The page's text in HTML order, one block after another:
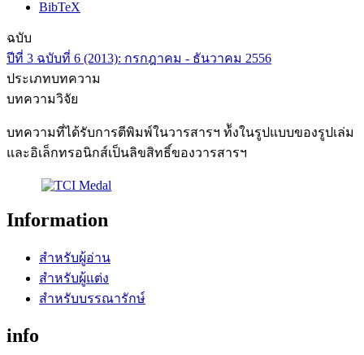
BibTeX
ฉบับ
ปีที่ 3 ฉบับที่ 6 (2013): กรกฎาคม - ธันวาคม 2556
ประเภทบทความ
บทความวิจัย
บทความที่ได้รับการตีพิมพ์ในวารสารฯ ท้ังในรูปแบบของรูปเล่ม
และอิเล็กทรอนิกส์เป็นลิขสิทธิ์ของวารสารฯ
Information
สำหรับผู้อ่าน
สำหรับผู้แต่ง
สำหรับบรรณารักษ์
info